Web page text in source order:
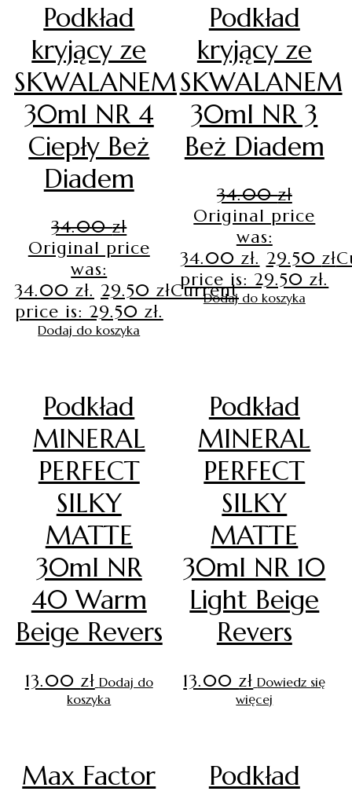
Podkład
kryjący ze
SKWALANEM
30ml NR 4
Ciepły Beż
Diadem
34.00zł
Original price
was:
34.00 zł. 29.50 złCurrent
price is: 29.50 zł.
Dodaj do koszyka
Podkład
kryjący ze
SKWALANEM
30ml NR 3
Beż Diadem
34.00zł
Original price
was:
34.00 zł. 29.50 zł
price is: 29.50 zł.
Dodaj do koszyka
Podkład
MINERAL
PERFECT
SILKY
MATTE
30ml NR
40 Warm
Beige Revers
13.00 zł Dodaj do
koszyka
Podkład
MINERAL
PERFECT
SILKY
MATTE
30ml NR 10
Light Beige
Revers
13.00zł Dowiedz się
więcej
Max Factor
Podkład